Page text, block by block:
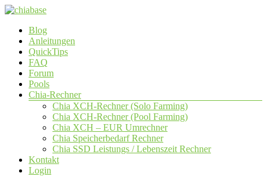
Zum
springen
chiabase
CHIA
Info-
Community
Seite
Menü
Blog
Anleitungen
QuickTips
FAQ
Forum
Pools
Chia-Rechner
Chia XCH-Rechner (Solo Farming)
Chia XCH-Rechner (Pool Farming)
Chia XCH – EUR Umrechner
Chia Speicherbedarf Rechner
Chia SSD Leistungs / Lebenszeit Rechner
Kontakt
Login